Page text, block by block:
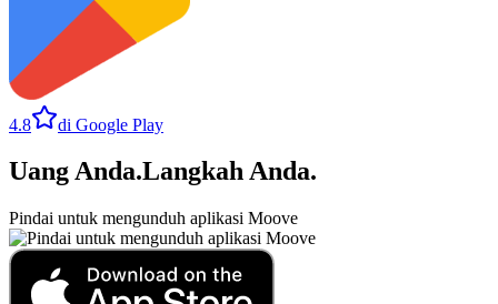
4.8 di Google Play
Uang Anda.Langkah Anda.
Pindai untuk mengunduh aplikasi Moove